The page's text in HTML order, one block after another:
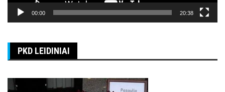
00:00 20:38
PKD LEIDINIAI